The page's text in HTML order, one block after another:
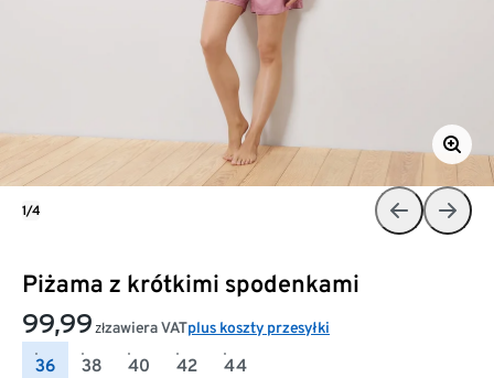
Piżama z krótkimi spodenkami
99,99 złzawiera VATplus koszty przesyłki
36 38 40 42 44
1/4